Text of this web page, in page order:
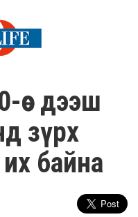
дээш
зүрх
их байна